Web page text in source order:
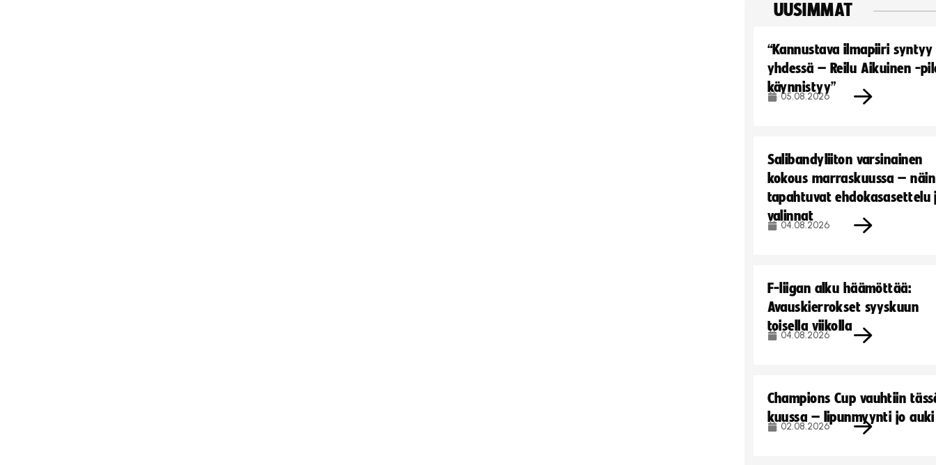
UUSIMMAT
“Kannustava ilmapiiri syntyy
yhdessä – Reilu Aikuinen -
käynnistyy”
05.08.2026
Salibandyliiton varsinainen
kokous marraskuussa – näin
tapahtuvat ehdokasasettelu
valinnat
04.08.2026
F-liigan alku häämöttää:
Avauskierrokset syyskuun
toisella viikolla
04.08.2026
Champions Cup vauhtiin
kuussa – lipunmyynti jo auki
02.08.2026